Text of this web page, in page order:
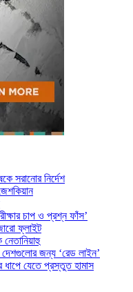
সরানোর নির্দেশ
চাপ ও প্রশ্ন ফাঁস’
ফ্লাইট
দেশগুলোর জন্য ‘রেড লাইন’
ধাপে যেতে প্রস্তুত হামাস